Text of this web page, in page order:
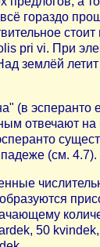
гораздо
pri vi. При
землёй
(в эсперанто
отвечают на
(см. 4.7).
50